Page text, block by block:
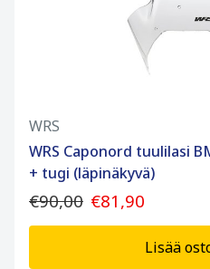
WRS
WRS Caponord tuulilasi
+ tugi (läpinäkyvä)
€90,00 €81,90
Lisää